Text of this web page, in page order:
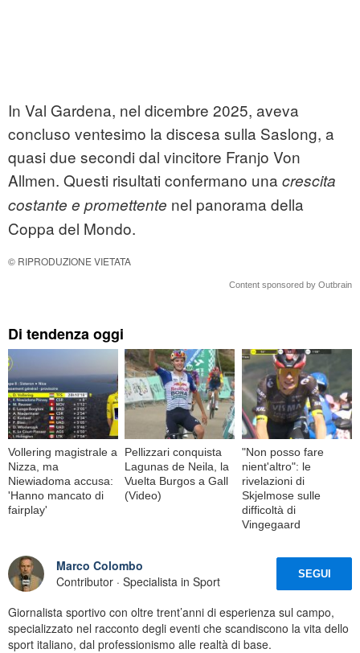
In Val Gardena, nel dicembre 2025, aveva
concluso ventesimo la discesa sulla Saslong, a
quasi due secondi dal vincitore Franjo Von
Allmen. Questi risultati confermano una crescita
costante e promettente nel panorama della
Coppa del Mondo.
© RIPRODUZIONE VIETATA
Content sponsored by Outbrain
Di tendenza oggi
Vollering magistrale a
Nizza, ma
Niewiadoma accusa:
'Hanno mancato di
fairplay'
Pellizzari conquista
Lagunas de Neila, la
Vuelta Burgos a Gall
(Video)
"Non posso fare
nient'altro": le
rivelazioni di
Skjelmose sulle
difficoltà di
Vingegaard
Marco Colombo
Contributor · Specialista in Sport
SEGUI
Giornalista sportivo con oltre trent’anni di esperienza sul campo,
specializzato nel racconto degli eventi che scandiscono la vita dello
sport italiano, dal professionismo alle realtà di base.